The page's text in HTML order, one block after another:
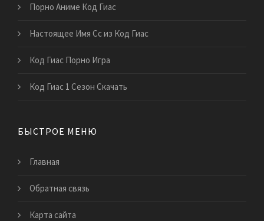
Порно Аниме Код Гиас
Настоящее Имя Сс из Код Гиас
Код Гиас Порно Игра
Код Гиас 1 Сезон Скачать
БЫСТРОЕ МЕНЮ
Главная
Обратная связь
Карта сайта